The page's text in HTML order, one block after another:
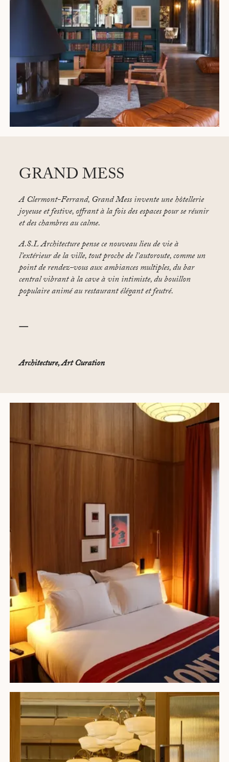
GRAND MESS
A Clermont-Ferrand, Grand Mess invente une hôtellerie
joyeuse et festive, offrant à la fois des espaces pour se réunir
et des chambres au calme.
A.S.L Architecture pense ce nouveau lieu de vie à
l’extérieur de la ville, tout proche de l’autoroute, comme un
point de rendez-vous aux ambiances multiples, du bar
central vibrant à la cave à vin intimiste, du bouillon
populaire animé au restaurant élégant et feutré.
—
Architecture, Art Curation